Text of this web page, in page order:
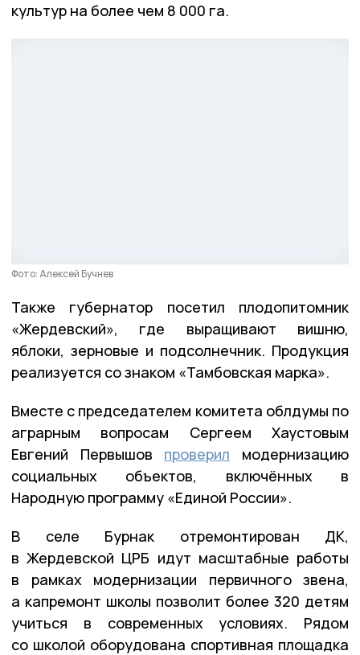
культур на более чем 8 000 га.
Фото: Алексей Бучнев
Также губернатор посетил плодопитомник
«Жердевский», где выращивают вишню,
яблоки, зерновые и подсолнечник. Продукция
реализуется со знаком «Тамбовская марка».
Вместе с председателем комитета облдумы по
аграрным вопросам Сергеем Хаустовым
Евгений Первышов проверил модернизацию
социальных объектов, включённых в
Народную программу «Единой России».
В селе Бурнак отремонтирован ДК,
в Жердевской ЦРБ идут масштабные работы
в рамках модернизации первичного звена,
а капремонт школы позволит более 320 детям
учиться в современных условиях. Рядом
со школой оборудована спортивная площадка